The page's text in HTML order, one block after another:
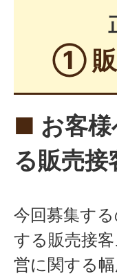
7
富
① 販
■ お客
る販売接
今回募集す
する販売接
営に関する